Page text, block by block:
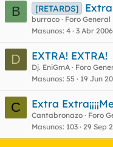
B
[RETARDS]
burraco
Foro General
Masunos 4 3 Abr 2006
D EXTRA! EXTRA!
Dj. EniGmA
Foro
Masunos 55 19 Jun
C Extra
Cantabronazo
Foro
Masunos 103 29 Sep